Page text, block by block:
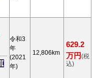
令和3
年
(2021
年)
12,806km
629.2
万円(税
込)